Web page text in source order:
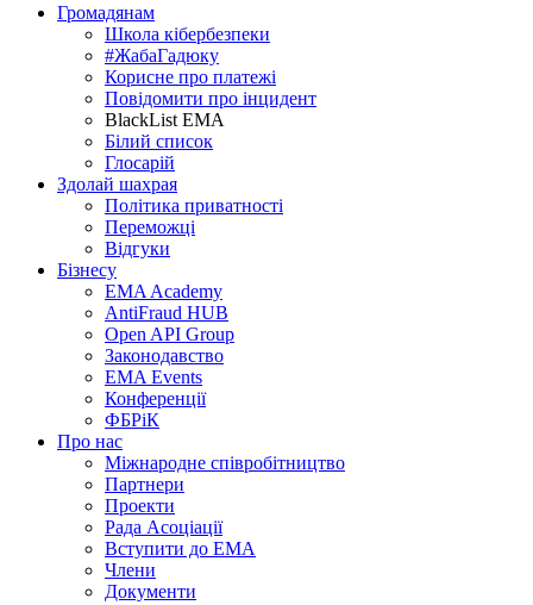
Громадянам
Школа кібербезпеки
#ЖабаГадюку
Корисне про платежі
Повідомити про інцидент
BlackList EMA
Білий список
Глосарій
Здолай шахрая
Політика приватності
Переможцi
Відгуки
Бізнесу
EMA Academy
AntiFraud HUB
Open API Group
Законодавство
EMA Events
Конференції
ФБРіК
Про нас
Міжнародне співробітництво
Партнери
Проекти
Рада Асоціації
Вступити до ЕМА
Члени
Документи